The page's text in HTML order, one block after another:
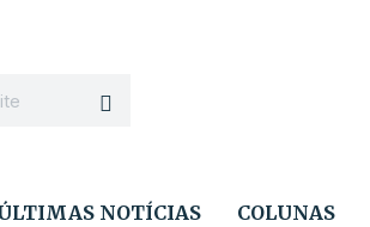
NOTÍCIAS COLUNAS